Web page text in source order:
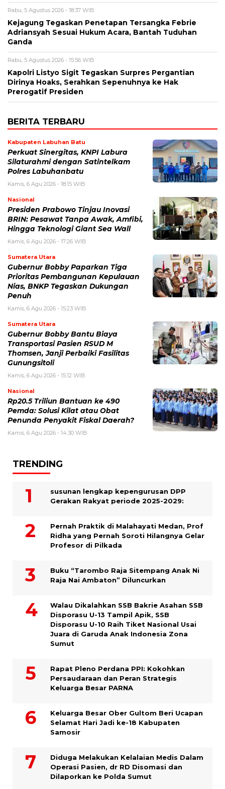
Rabu, 5 Agustus 2026 - 18:37 WIB
Kejagung Tegaskan Penetapan Tersangka Febrie
Adriansyah Sesuai Hukum Acara, Bantah Tuduhan
Ganda
Rabu, 5 Agustus 2026 - 15:56 WIB
Kapolri Listyo Sigit Tegaskan Surpres Pergantian
Dirinya Hoaks, Serahkan Sepenuhnya ke Hak
Prerogatif Presiden
BERITA TERBARU
Kabupaten Labuhan Batu
Perkuat Sinergitas, KNPI Labura
Silaturahmi dengan Satintelkam
Polres Labuhanbatu
Kamis, 6 Agu 2026 - 18:15 WIB
Nasional
Presiden Prabowo Tinjau Inovasi
BRIN: Pesawat Tanpa Awak, Amfibi,
Hingga Teknologi Giant Sea Wall
Kamis, 6 Agu 2026 - 17:26 WIB
Sumatera Utara
Gubernur Bobby Paparkan Tiga
Prioritas Pembangunan Kepulauan
Nias, BNKP Tegaskan Dukungan
Penuh
Kamis, 6 Agu 2026 - 15:23 WIB
Sumatera Utara
Gubernur Bobby Bantu Biaya
Transportasi Pasien RSUD M
Thomsen, Janji Perbaiki Fasilitas
Gunungsitoli
Kamis, 6 Agu 2026 - 15:12 WIB
Nasional
Rp20.5 Triliun Bantuan ke 490
Pemda: Solusi Kilat atau Obat
Penunda Penyakit Fiskal Daerah?
Kamis, 6 Agu 2026 - 14:30 WIB
TRENDING
susunan lengkap kepengurusan DPP
Gerakan Rakyat periode 2025-2029:
Pernah Praktik di Malahayati Medan, Prof
Ridha yang Pernah Soroti Hilangnya Gelar
Profesor di Pilkada
Buku “Tarombo Raja Sitempang Anak Ni
Raja Nai Ambaton” Diluncurkan
Walau Dikalahkan SSB Bakrie Asahan SSB
Disporasu U-13 Tampil Apik, SSB
Disporasu U-10 Raih Tiket Nasional Usai
Juara di Garuda Anak Indonesia Zona
Sumut
Rapat Pleno Perdana PPI: Kokohkan
Persaudaraan dan Peran Strategis
Keluarga Besar PARNA
Keluarga Besar Ober Gultom Beri Ucapan
Selamat Hari Jadi ke-18 Kabupaten
Samosir
Diduga Melakukan Kelalaian Medis Dalam
Operasi Pasien, dr RD Disomasi dan
Dilaporkan ke Polda Sumut